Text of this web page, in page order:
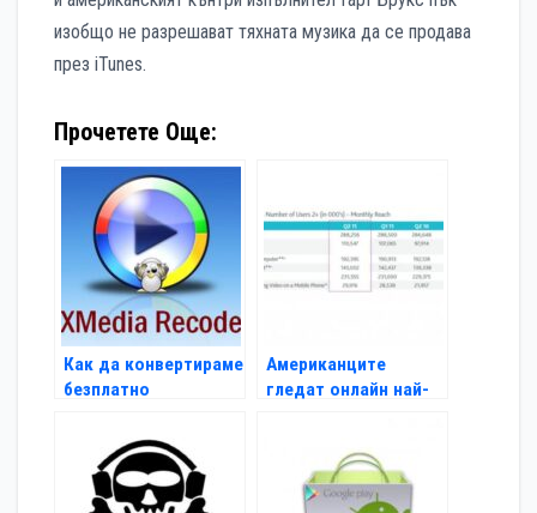
изобщо не разрешават тяхната музика да се продава
през iTunes.
Прочетете Още:
Как да конвертираме
безплатно
файлове
Американците
гледат онлайн най-